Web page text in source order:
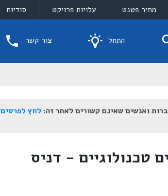
מחיר פטנט עלויות פרויקט סודיות
התחל צור קשר
ואנשים שאינם קשורים לאתר זה: לחץ לפרטים
טכנולוגיים - דניס